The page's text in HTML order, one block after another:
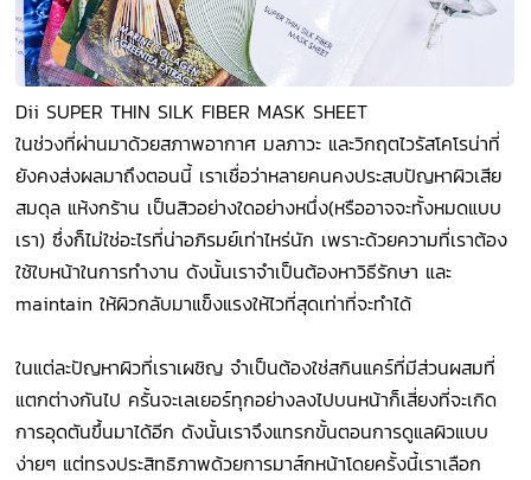
Dii SUPER THIN SILK FIBER MASK SHEET
ในช่วงที่ผ่านมาด้วยสภาพอากาศ มลภาวะ และวิกฤตไวรัสโคโรน่าที่
ยังคงส่งผลมาถึงตอนนี้ เราเชื่อว่าหลายคนคงประสบปัญหาผิวเสีย
สมดุล แห้งกร้าน เป็นสิวอย่างใดอย่างหนึ่ง(หรืออาจจะทั้งหมดแบบ
เรา) ซึ่งก็ไม่ใช่อะไรที่น่าอภิรมย์เท่าไหร่นัก เพราะด้วยความที่เราต้อง
ใช้ใบหน้าในการทำงาน ดังนั้นเราจำเป็นต้องหาวิธีรักษา และ
maintain ให้ผิวกลับมาแข็งแรงให้ไวที่สุดเท่าที่จะทำได้
ในแต่ละปัญหาผิวที่เราเผชิญ จำเป็นต้องใช่สกินแคร์ที่มีส่วนผสมที่
แตกต่างกันไป ครั้นจะเลเยอร์ทุกอย่างลงไปบนหน้าก็เสี่ยงที่จะเกิด
การอุดตันขึ้นมาได้อีก ดังนั้นเราจึงแทรกขั้นตอนการดูแลผิวแบบ
ง่ายๆ แต่ทรงประสิทธิภาพด้วยการมาส์กหน้าโดยครั้งนี้เราเลือก